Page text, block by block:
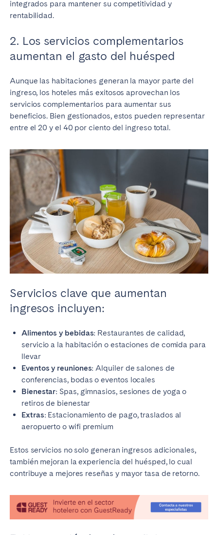
integrados para mantener su competitividad y
rentabilidad.
2. Los servicios complementarios
aumentan el gasto del huésped
Aunque las habitaciones generan la mayor parte del
ingreso, los hoteles más exitosos aprovechan los
servicios complementarios para aumentar sus
beneficios. Bien gestionados, estos pueden representar
entre el 20 y el 40 por ciento del ingreso total.
Servicios clave que aumentan
ingresos incluyen:
Alimentos y bebidas: Restaurantes de calidad,
servicio a la habitación o estaciones de comida para
llevar
Eventos y reuniones: Alquiler de salones de
conferencias, bodas o eventos locales
Bienestar: Spas, gimnasios, sesiones de yoga o
retiros de bienestar
Extras:Estacionamiento de pago, traslados al
aeropuerto o wifi premium
Estos servicios no solo generan ingresos adicionales,
también mejoran la experiencia del huésped, lo cual
contribuye a mejores reseñas y mayor tasa de retorno.